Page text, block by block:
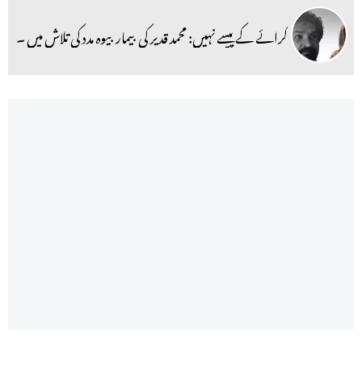
کرائے کے پیسے نہیں: محمد قدیر کی بیمار بیوہ مدد کی تلاش میں ۔